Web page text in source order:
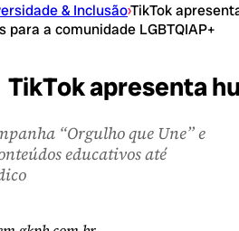
& Inclusão›TikTok
para a comunidade LGBTQIAP+
TikTok apresenta
“Orgulho que Une” e
educativos até